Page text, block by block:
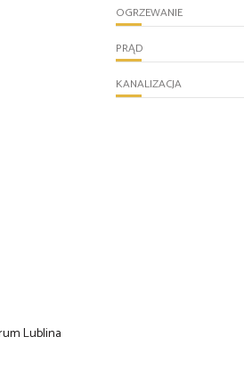
Lublina
OGRZEWANIE
PRĄD
KANALIZACJA